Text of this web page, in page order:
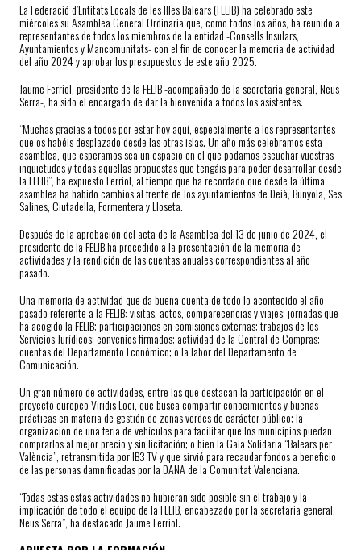
La Federació d’Entitats Locals de les Illes Balears (FELIB) ha celebrado este
miércoles su Asamblea General Ordinaria que, como todos los años, ha reunido a
representantes de todos los miembros de la entidad -Consells Insulars,
Ayuntamientos y Mancomunitats- con el fin de conocer la memoria de actividad
del año 2024 y aprobar los presupuestos de este año 2025.
Jaume Ferriol, presidente de la FELIB -acompañado de la secretaria general, Neus
Serra-, ha sido el encargado de dar la bienvenida a todos los asistentes.
“Muchas gracias a todos por estar hoy aquí, especialmente a los representantes
que os habéis desplazado desde las otras islas. Un año más celebramos esta
asamblea, que esperamos sea un espacio en el que podamos escuchar vuestras
inquietudes y todas aquellas propuestas que tengáis para poder desarrollar desde
la FELIB”, ha expuesto Ferriol, al tiempo que ha recordado que desde la última
asamblea ha habido cambios al frente de los ayuntamientos de Deià, Bunyola, Ses
Salines, Ciutadella, Formentera y Lloseta.
Después de la aprobación del acta de la Asamblea del 13 de junio de 2024, el
presidente de la FELIB ha procedido a la presentación de la memoria de
actividades y la rendición de las cuentas anuales correspondientes al año
pasado.
Una memoria de actividad que da buena cuenta de todo lo acontecido el año
pasado referente a la FELIB: visitas, actos, comparecencias y viajes; jornadas que
ha acogido la FELIB; participaciones en comisiones externas; trabajos de los
Servicios Jurídicos; convenios firmados; actividad de la Central de Compras;
cuentas del Departamento Económico; o la labor del Departamento de
Comunicación.
Un gran número de actividades, entre las que destacan la participación en el
proyecto europeo Viridis Loci, que busca compartir conocimientos y buenas
prácticas en materia de gestión de zonas verdes de carácter público; la
organización de una feria de vehículos para facilitar que los municipios puedan
comprarlos al mejor precio y sin licitación; o bien la Gala Solidaria “Balears per
València”, retransmitida por IB3 TV y que sirvió para recaudar fondos a beneficio
de las personas damnificadas por la DANA de la Comunitat Valenciana.
“Todas estas estas actividades no hubieran sido posible sin el trabajo y la
implicación de todo el equipo de la FELIB, encabezado por la secretaria general,
Neus Serra”, ha destacado Jaume Ferriol.